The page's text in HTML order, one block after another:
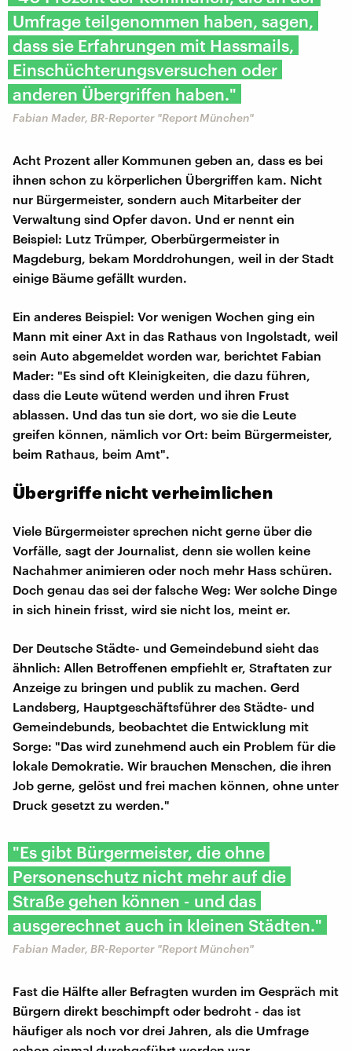
Umfrage teilgenommen haben, sagen,
dass sie Erfahrungen mit Hassmails,
Einschüchterungsversuchen oder
anderen Übergriffen haben."
Fabian Mader, BR-Reporter "Report München"
Acht Prozent aller Kommunen geben an, dass es bei
ihnen schon zu körperlichen Übergriffen kam. Nicht
nur Bürgermeister, sondern auch Mitarbeiter der
Verwaltung sind Opfer davon. Und er nennt ein
Beispiel: Lutz Trümper, Oberbürgermeister in
Magdeburg, bekam Morddrohungen, weil in der Stadt
einige Bäume gefällt wurden.
Ein anderes Beispiel: Vor wenigen Wochen ging ein
Mann mit einer Axt in das Rathaus von Ingolstadt, weil
sein Auto abgemeldet worden war, berichtet Fabian
Mader: "Es sind oft Kleinigkeiten, die dazu führen,
dass die Leute wütend werden und ihren Frust
ablassen. Und das tun sie dort, wo sie die Leute
greifen können, nämlich vor Ort: beim Bürgermeister,
beim Rathaus, beim Amt".
Übergriffe nicht verheimlichen
Viele Bürgermeister sprechen nicht gerne über die
Vorfälle, sagt der Journalist, denn sie wollen keine
Nachahmer animieren oder noch mehr Hass schüren.
Doch genau das sei der falsche Weg: Wer solche Dinge
in sich hinein frisst, wird sie nicht los, meint er.
Der Deutsche Städte- und Gemeindebund sieht das
ähnlich: Allen Betroffenen empfiehlt er, Straftaten zur
Anzeige zu bringen und publik zu machen. Gerd
Landsberg, Hauptgeschäftsführer des Städte- und
Gemeindebunds, beobachtet die Entwicklung mit
Sorge: "Das wird zunehmend auch ein Problem für die
lokale Demokratie. Wir brauchen Menschen, die ihren
Job gerne, gelöst und frei machen können, ohne unter
Druck gesetzt zu werden."
"Es gibt Bürgermeister, die ohne
Personenschutz nicht mehr auf die
Straße gehen können - und das
ausgerechnet auch in kleinen Städten."
Fabian Mader, BR-Reporter "Report München"
Fast die Hälfte aller Befragten wurden im Gespräch mit
Bürgern direkt beschimpft oder bedroht - das ist
häufiger als noch vor drei Jahren, als die Umfrage